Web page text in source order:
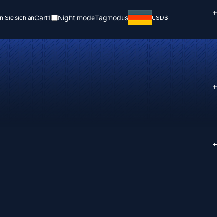
Sie sich anCart1 Night modeTagmodus USD$
+
+
+